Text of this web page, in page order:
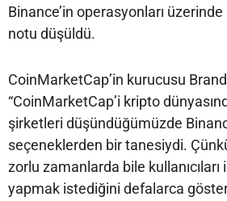
Binance’in operasyonları
notu düşüldü.
CoinMarketCap’in kurucusu
“CoinMarketCap’i kripto
şirketleri düşündüğümüzde
seçeneklerden bir tanesiydi.
zorlu zamanlarda bile kullanıcıları
yapmak istediğini defalarca